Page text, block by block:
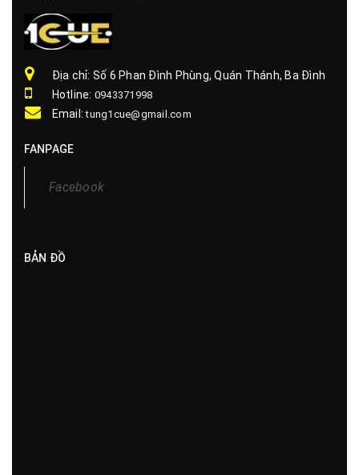
Địa chỉ: Số 6 Phan Đình Phùng, Quán Thánh, Ba Đình
Hotline: 0943371998
Email:tung1cue@gmail.com
FANPAGE
Facebook
BẢN ĐỒ